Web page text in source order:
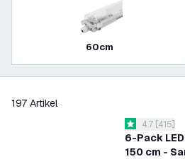
60cm
197 Artikel
6-Pack
150 cm -
4.7 4.7 [415]
Filter